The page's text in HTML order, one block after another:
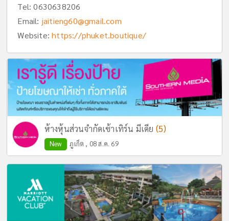
Tel:0630638206
Email: jaitieng60@gmail.com
Website:https://phuket.boutique/
ห้างหุ้นส่วนจำกัดเซ้าเทิร์น มีเดีย (5)
New ภูเก็ต , 08 ส.ค. 69